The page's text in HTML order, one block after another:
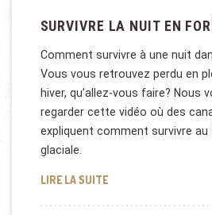
SURVIVRE LA NUIT EN
Comment survivre à une nuit
Vous vous retrouvez perdu en
hiver, qu’allez-vous faire? Nous
regarder cette vidéo où des
expliquent comment survivre
glaciale.
LIRE LA SUITESURVIVRE LA NUIT